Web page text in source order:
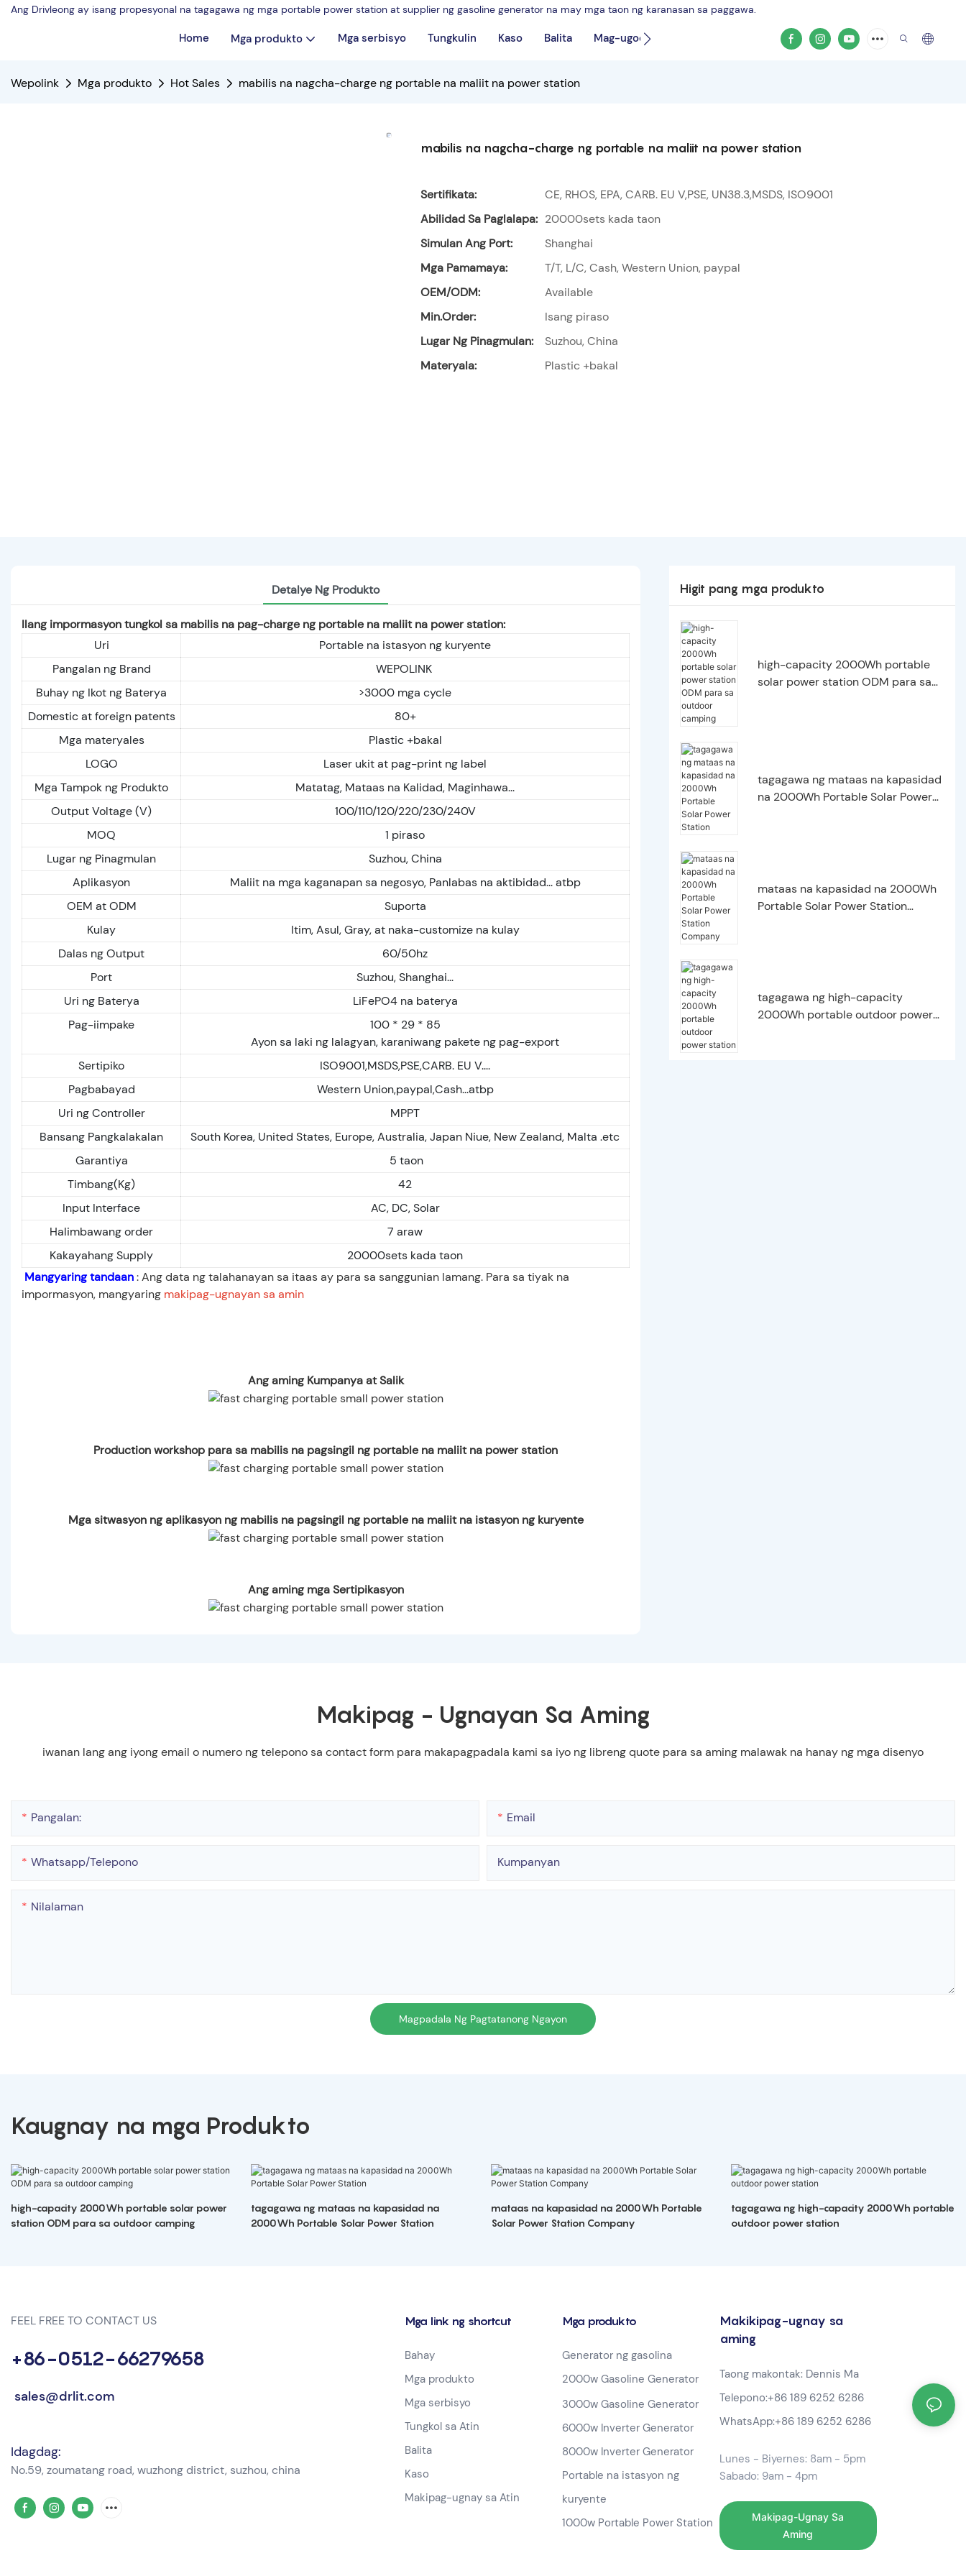
Ang Drivleong ay isang propesyonal na tagagawa ng mga portable power station at supplier ng gasoline generator na may mga taon ng karanasan sa paggawa.
Home Mga produkto Mga serbisyo Tungkulin Kaso Balita Mag-ugod
Wepolink Mga produkto Hot Sales mabilis na nagcha-charge ng portable na maliit na power station
mabilis na nagcha-charge ng portable na maliit na power station
Sertifikata:
CE, RHOS, EPA, CARB. EU V,PSE, UN38.3,MSDS, ISO9001
Abilidad Sa Paglalapa: 20000sets kada taon
Simulan Ang Port:
Shanghai
Mga Pamamaya:
T/T, L/C, Cash, Western Union, paypal
OEM/ODM:
Available
Min.Order:
Isang piraso
Lugar Ng Pinagmulan:
Suzhou, China
Materyala:
Plastic +bakal
Detalye Ng Produkto
Ilang impormasyon tungkol sa mabilis na pag-charge ng portable na maliit na power station:
Uri
Portable na istasyon ng kuryente
Pangalan ng Brand
WEPOLINK
Buhay ng Ikot ng Baterya
>3000 mga cycle
Domestic at foreign patents
80+
Mga materyales
Plastic +bakal
LOGO
Laser ukit at pag-print ng label
Mga Tampok ng Produkto
Matatag, Mataas na Kalidad, Maginhawa...
Output Voltage (V)
100/110/120/220/230/240V
MOQ
1 piraso
Lugar ng Pinagmulan
Suzhou, China
Aplikasyon
Maliit na mga kaganapan sa negosyo, Panlabas na aktibidad... atbp
OEM at ODM
Suporta
Kulay
Itim, Asul, Gray, at naka-customize na kulay
Dalas ng Output
60/50hz
Port
Suzhou, Shanghai...
Uri ng Baterya
LiFePO4 na baterya
Pag-iimpake
100 * 29 * 85
Ayon sa laki ng lalagyan, karaniwang pakete ng pag-export
Sertipiko
ISO9001,MSDS,PSE,CARB. EU V....
Pagbabayad
Western Union,paypal,Cash...atbp
Uri ng Controller
MPPT
Bansang Pangkalakalan
South Korea, United States, Europe, Australia, Japan Niue, New Zealand, Malta .etc
Garantiya
5 taon
Timbang(Kg)
42
Input Interface
AC, DC, Solar
Halimbawang order
7 araw
Kakayahang Supply
20000sets kada taon
Mangyaring tandaan: Ang data ng talahanayan sa itaas ay para sa sanggunian lamang. Para sa tiyak na
impormasyon, mangyaring makipag-ugnayan sa amin
Ang aming Kumpanya at Salik
Production workshop para sa mabilis na pagsingil ng portable na maliit na power station
Mga sitwasyon ng aplikasyon ng mabilis na pagsingil ng portable na maliit na istasyon ng kuryente
Ang aming mga Sertipikasyon
Higit pang mga produkto
high-capacity 2000Wh portable
solar power station ODM para sa
tagagawa ng mataas na kapasidad
na 2000Wh Portable Solar Power
mataas na kapasidad na 2000Wh
Portable Solar Power Station
tagagawa ng high-capacity
2000Wh portable outdoor power
Makipag - Ugnayan Sa Aming
iwanan lang ang iyong email o numero ng telepono sa contact form para makapagpadala kami sa iyo ng libreng quote para sa aming malawak na hanay ng mga disenyo
Pangalan: Email
Whatsapp/telepono Kumpanyan
Nilalaman
Magpadala Ng Pagtatanong Ngayon
Kaugnay na mga Produkto
high-capacity 2000Wh portable solar power
station ODM para sa outdoor camping
tagagawa ng mataas na kapasidad na
2000Wh Portable Solar Power Station
mataas na kapasidad na 2000Wh Portable
Solar Power Station Company
tagagawa ng high-capacity 2000Wh portable
outdoor power station
FEEL FREE TO CONTACT US
+86-0512-66279658
sales@drlit.com
Idagdag:
No.59, zoumatang road, wuzhong district, suzhou, china
Mga link ng shortcut
Bahay
Mga produkto
Mga serbisyo
Tungkol sa Atin
Balita
Kaso
Makipag-ugnay sa Atin
Mga produkto
Generator ng gasolina
2000w Gasoline Generator
3000w Gasoline Generator
6000w Inverter Generator
8000w Inverter Generator
Portable na istasyon ng
kuryente
1000w Portable Power Station
Makikipag-ugnay sa
aming
Taong makontak: Dennis Ma
Telepono:+86 189 6252 6286
WhatsApp:+86 189 6252 6286
Lunes - Biyernes: 8am - 5pm
Sabado: 9am - 4pm
Makipag-Ugnay Sa
Aming